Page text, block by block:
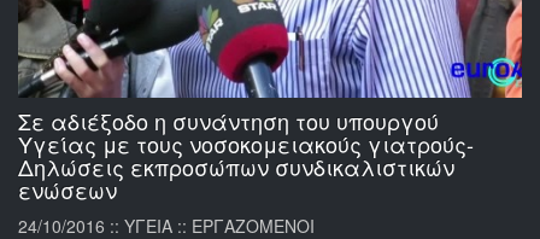
Σε αδιέξοδο η συνάντηση του υπουργού
Υγείας με τους νοσοκομειακούς γιατρούς-
Δηλώσεις εκπροσώπων συνδικαλιστικών
ενώσεων
24/10/2016 :: ΥΓΕΙΑ :: ΕΡΓΑΖΟΜΕΝΟΙ